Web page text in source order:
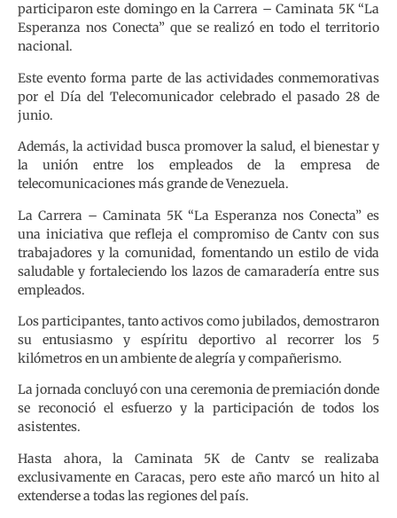
participaron este domingo en la Carrera – Caminata 5K “La
Esperanza nos Conecta” que se realizó en todo el territorio
nacional.
Este evento forma parte de las actividades conmemorativas
por el Día del Telecomunicador celebrado el pasado 28 de
junio.
Además, la actividad busca promover la salud, el bienestar y
la unión entre los empleados de la empresa de
telecomunicaciones más grande de Venezuela.
La Carrera – Caminata 5K “La Esperanza nos Conecta” es
una iniciativa que refleja el compromiso de Cantv con sus
trabajadores y la comunidad, fomentando un estilo de vida
saludable y fortaleciendo los lazos de camaradería entre sus
empleados.
Los participantes, tanto activos como jubilados, demostraron
su entusiasmo y espíritu deportivo al recorrer los 5
kilómetros en un ambiente de alegría y compañerismo.
La jornada concluyó con una ceremonia de premiación donde
se reconoció el esfuerzo y la participación de todos los
asistentes.
Hasta ahora, la Caminata 5K de Cantv se realizaba
exclusivamente en Caracas, pero este año marcó un hito al
extenderse a todas las regiones del país.